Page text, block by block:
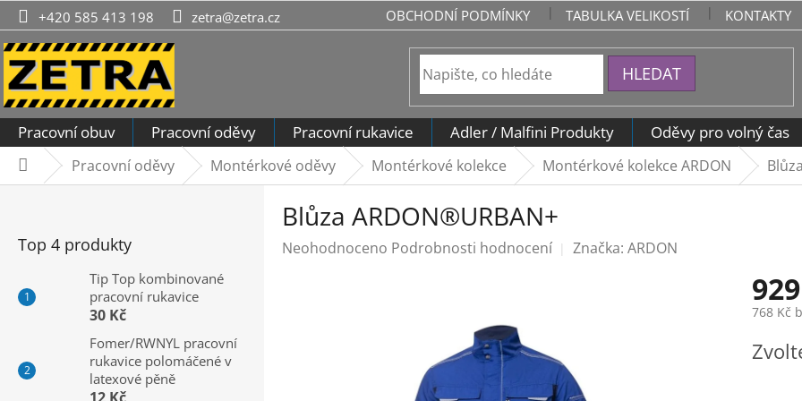
Přejít
na
obsah
+420 585 413 198 zetra@zetra.cz OBCHODNÍ PODMÍNKY TABULKA VELIKOSTÍ KONTAKTY
HLEDAT
Pracovní obuv Pracovní oděvy Pracovní rukavice Adler / Malfini Produkty Oděvy pro volný čas
DomůPracovní oděvy Montérkové oděvy Montérkové kolekce Montérkové kolekce ARDON
Top 4 produkty
Tip Top kombinované
pracovní rukavice
30 Kč
Fomer/RWNYL pracovní
rukavice polomáčené v
latexové pěně
Blůza ARDON®URBAN+
Průměrné
Neohodnoceno Podrobnosti hodnocení Značka: ARDON
768 Kč
cena: